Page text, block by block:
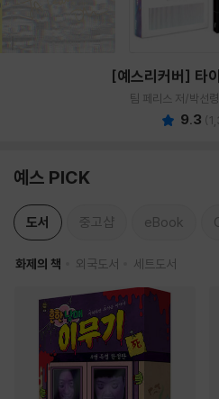
[예스리커버] 타
팀 페리스 저/박선
9.3 (
예스 PICK
도서 중고샵 eBook
화제의 책 외국도서 세트도서